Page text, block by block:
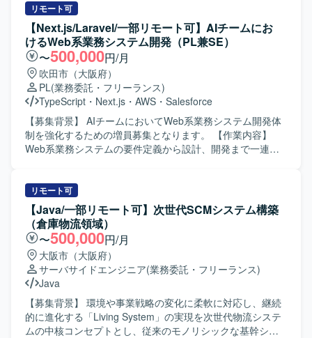
しながら、生成AI活用の新規プラットフォーム事業の立ち
上げにコアメンバーとして参画いただけます。 複数プロジ
ェクトのリードとコンサルティング組織づくりを通じて、
戦略策定から実行まで一気通貫で携わることができます。
【開発環境】 生成AIおよび日本語特化LLMを中心としたAI
プラットフォーム環境を活用したプロジェクトとなりま
す。
す。Entra Join化に伴い、Entra IDおよびIntuneの観点で技
術サポートを行っていただきます。ID管理においては、コ
スト削減や運用効率化、セキュリティ向上、ガバナンス強
化を目的とした運用支援を行っていただきます。アクセス
管理では、セキュリティ向上を目的とした各種ポリシー運
用や改善を担当していただきます。デバイス管理では、セ
キュリティ向上および運用効率化を目的としたポリシー設
計や運用支援を行っていただきます。アプリ管理において
は、セキュリティ向上を目的としたアプリ配布やアプリ保
護ポリシーの運用支援を行っていただきます。AVD実装に
おいては、ID統合管理技術の観点からEntra IDおよびIntune
策を検討し提案から実施まで推進できる方を求めておりま
す。新しい技術を積極的に学び、自らの知識として吸収で
きる方、指示待ちにならず自律的に作業を見つけてプロジ
ェクトの進捗に貢献できる方を歓迎いたします。また、不
明点を放置せず、自ら調査したうえでメンバーに相談する
など、コミュニケーションを取りながら業務を進められる
方を求めております。 【ポジションの魅力】 Entra IDおよ
びIntuneを中心とした最新のID管理およびデバイス管理基盤
の運用に携わることで、セキュリティやガバナンス強化に
直結する実務経験を積むことができます。ID管理やアクセ
ス管理、デバイス管理、アプリ管理など幅広い領域に関与
リモート可
【Next.js/Laravel/一部リモート可】AIチームにお
けるWeb系業務システム開発（PL兼SE）
〜500,000円/月
吹田市（大阪府）
PL(業務委託・フリーランス)
TypeScript ・ Next.js ・ AWS ・ Salesforce
【募集背景】 AIチームにおいてWeb系業務システム開発体
制を強化するための増員募集となります。 【作業内容】
Web系業務システムの要件定義から設計、開発まで一連の
す。 基本設計・詳細設計、設計レビューを実施し、品質を
担保しながら開発を進めていただきます。 開発メンバーへ
のタスク割り振りや進行管理など、プロジェクトリーダー
としてのマネジメントも行っていただきます。 【求める人
物像】 プロジェクトの目的達成に向けて主体的に動き、自
ら課題を見つけて解決へ導ける方を求めております。 AI技
術や新しい開発手法に対して前向きにキャッチアップし、
チームへ知見を共有していただける方を歓迎いたします。
【ポジションの魅力】 AIチームの一員として、AIを活用し
たWeb系業務システム開発に上流工程から関わることがで
きます。 Next.jsやLaravelを用いたモダンな技術スタックで
リモート可
【Java/一部リモート可】次世代SCMシステム構築
（倉庫物流領域）
〜500,000円/月
大阪市（大阪府）
サーバサイドエンジニア(業務委託・フリーランス)
Java
【募集背景】 環境や事業戦略の変化に柔軟に対応し、継続
的に進化する「Living System」の実現を次世代物流システ
ムの中核コンセプトとし、従来のモノリシックな基幹シス